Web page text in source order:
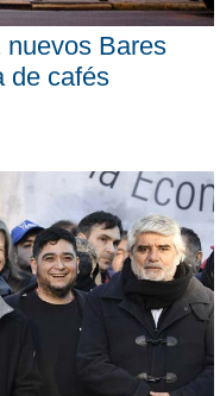
nuevos Bares
de cafés